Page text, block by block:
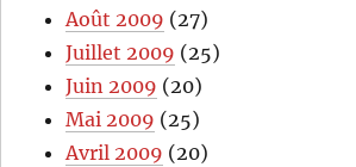
Août 2009 (27)
Juillet 2009 (25)
Juin 2009 (20)
Mai 2009 (25)
Avril 2009 (20)